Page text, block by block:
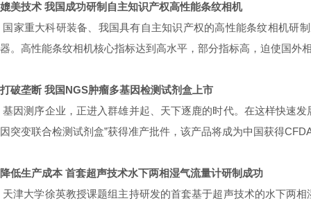
媲美技术 我国成功研制自主知识产权高性能条纹相机
国家重大科研装备、我国具有自主知识产权的高性能条纹相机研
器。高性能条纹相机核心指标达到高水平，部分指标高，迫使国
打破垄断 我国NGS肿瘤多基因检测试剂盒上市
基因测序企业，正进入群雄并起、天下逐鹿的时代。在这样快速
因突变联合检测试剂盒”获得准产批件，该产品将成为中国获得
降低生产成本 首套超声技术水下两相湿气流量计研制成功
天津大学徐英教授课题组主持研发的首套基于超声技术的水下两